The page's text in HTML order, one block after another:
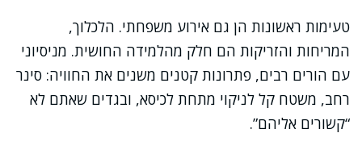
טעימות ראשונות הן גם אירוע משפחתי. הלכלוך,
המריחות והזריקות הם חלק מהלמידה החושית. מניסיוני
עם הורים רבים, פתרונות קטנים משנים את החוויה: סינר
רחב, משטח קל לניקוי מתחת לכיסא, ובגדים שאתם לא
“קשורים אליהם”.